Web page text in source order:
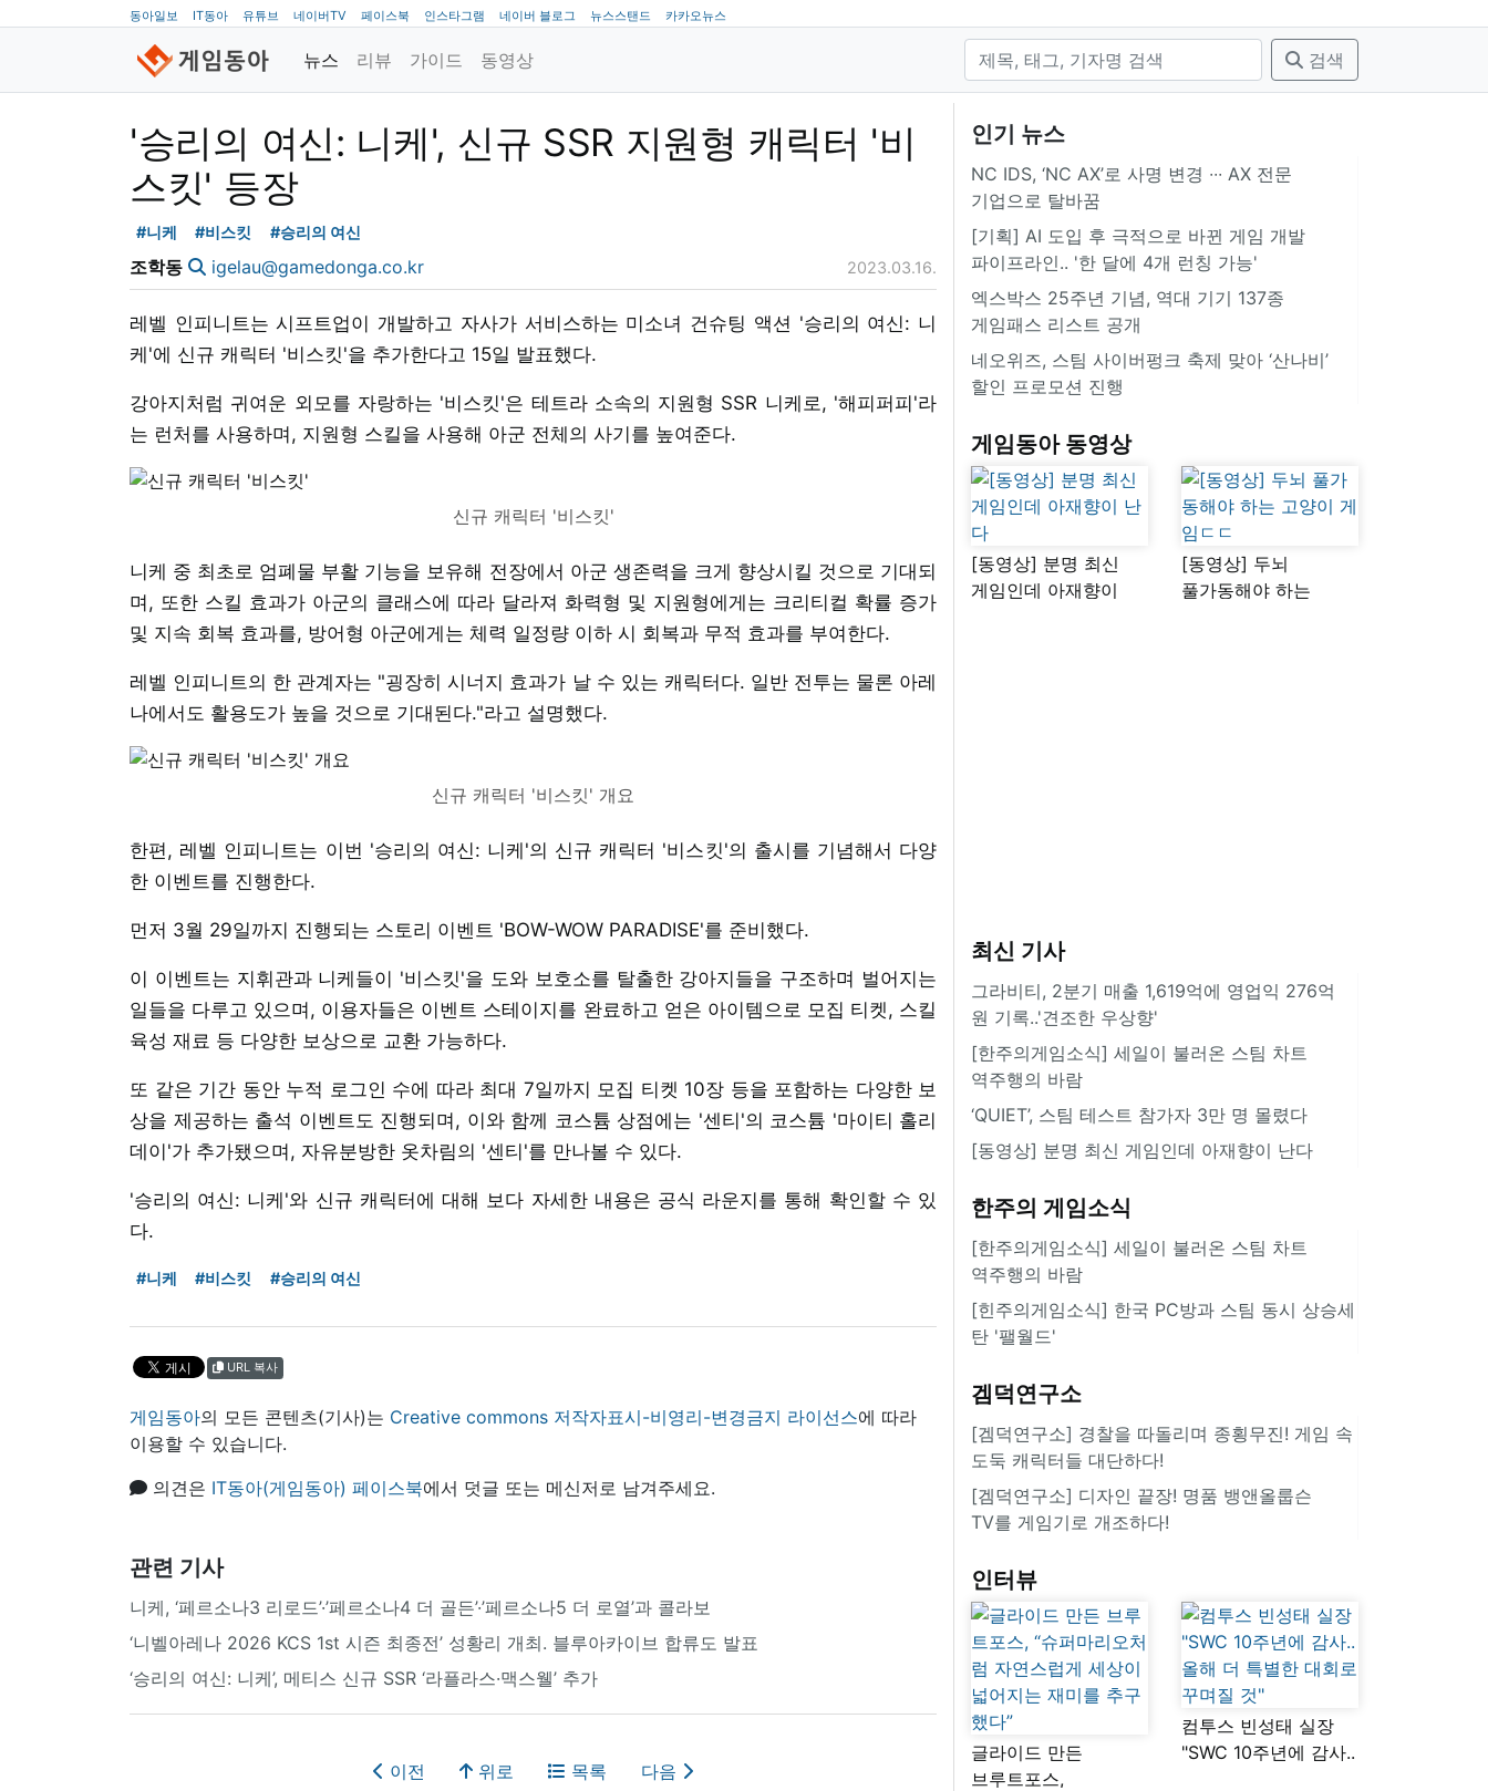
동아일보 IT동아 유튜브 네이버TV 페이스북 인스타그램 네이버 블로그 뉴스스탠드 카카오뉴스
뉴스 리뷰 가이드 동영상 검색
'승리의 여신: 니케', 신규 SSR 지원형 캐릭터 '비
스킷' 등장
#니케 #비스킷 #승리의 여신
조학동 igelau@gamedonga.co.kr 2023.03.16.
레벨 인피니트는 시프트업이 개발하고 자사가 서비스하는 미소녀 건슈팅 액션 '승리의 여신: 니
케'에 신규 캐릭터 '비스킷'을 추가한다고 15일 발표했다.
강아지처럼 귀여운 외모를 자랑하는 '비스킷'은 테트라 소속의 지원형 SSR 니케로, '해피퍼피'라
는 런처를 사용하며, 지원형 스킬을 사용해 아군 전체의 사기를 높여준다.
신규 캐릭터 '비스킷'
니케 중 최초로 엄폐물 부활 기능을 보유해 전장에서 아군 생존력을 크게 향상시킬 것으로 기대되
며, 또한 스킬 효과가 아군의 클래스에 따라 달라져 화력형 및 지원형에게는 크리티컬 확률 증가
및 지속 회복 효과를, 방어형 아군에게는 체력 일정량 이하 시 회복과 무적 효과를 부여한다.
레벨 인피니트의 한 관계자는 "굉장히 시너지 효과가 날 수 있는 캐릭터다. 일반 전투는 물론 아레
나에서도 활용도가 높을 것으로 기대된다."라고 설명했다.
신규 캐릭터 '비스킷' 개요
한편, 레벨 인피니트는 이번 '승리의 여신: 니케'의 신규 캐릭터 '비스킷'의 출시를 기념해서 다양
한 이벤트를 진행한다.
먼저 3월 29일까지 진행되는 스토리 이벤트 'BOW-WOW PARADISE'를 준비했다.
이 이벤트는 지휘관과 니케들이 '비스킷'을 도와 보호소를 탈출한 강아지들을 구조하며 벌어지는
일들을 다루고 있으며, 이용자들은 이벤트 스테이지를 완료하고 얻은 아이템으로 모집 티켓, 스킬
육성 재료 등 다양한 보상으로 교환 가능하다.
또 같은 기간 동안 누적 로그인 수에 따라 최대 7일까지 모집 티켓 10장 등을 포함하는 다양한 보
상을 제공하는 출석 이벤트도 진행되며, 이와 함께 코스튬 상점에는 '센티'의 코스튬 '마이티 홀리
데이'가 추가됐으며, 자유분방한 옷차림의 '센티'를 만나볼 수 있다.
'승리의 여신: 니케'와 신규 캐릭터에 대해 보다 자세한 내용은 공식 라운지를 통해 확인할 수 있
다.
#니케 #비스킷 #승리의 여신
URL 복사
게임동아의 모든 콘텐츠(기사)는 Creative commons 저작자표시-비영리-변경금지 라이선스에 따라
이용할 수 있습니다.
의견은 IT동아(게임동아) 페이스북에서 덧글 또는 메신저로 남겨주세요.
관련 기사
니케, ‘페르소나3 리로드’·’페르소나4 더 골든’·’페르소나5 더 로열’과 콜라보
‘니벨아레나 2026 KCS 1st 시즌 최종전’ 성황리 개최. 블루아카이브 합류도 발표
‘승리의 여신: 니케’, 메티스 신규 SSR ‘라플라스·맥스웰’ 추가
이전 위로 목록 다음
인기 뉴스
NC IDS, ‘NC AX’로 사명 변경 ∙∙∙ AX 전문
기업으로 탈바꿈
[기획] AI 도입 후 극적으로 바뀐 게임 개발
파이프라인.. '한 달에 4개 런칭 가능'
엑스박스 25주년 기념, 역대 기기 137종
게임패스 리스트 공개
네오위즈, 스팀 사이버펑크 축제 맞아 ‘산나비’
할인 프로모션 진행
게임동아 동영상
[동영상] 분명 최신
게임인데 아재향이
[동영상] 두뇌
풀가동해야 하는
최신 기사
그라비티, 2분기 매출 1,619억에 영업익 276억
원 기록..'견조한 우상향'
[한주의게임소식] 세일이 불러온 스팀 차트
역주행의 바람
‘QUIET’, 스팀 테스트 참가자 3만 명 몰렸다
[동영상] 분명 최신 게임인데 아재향이 난다
한주의 게임소식
[한주의게임소식] 세일이 불러온 스팀 차트
역주행의 바람
[힌주의게임소식] 한국 PC방과 스팀 동시 상승세
탄 '팰월드'
겜덕연구소
[겜덕연구소] 경찰을 따돌리며 종횡무진! 게임 속
도둑 캐릭터들 대단하다!
[겜덕연구소] 디자인 끝장! 명품 뱅앤올룹슨
TV를 게임기로 개조하다!
인터뷰
글라이드 만든
브루트포스,
컴투스 빈성태 실장
"SWC 10주년에 감사..